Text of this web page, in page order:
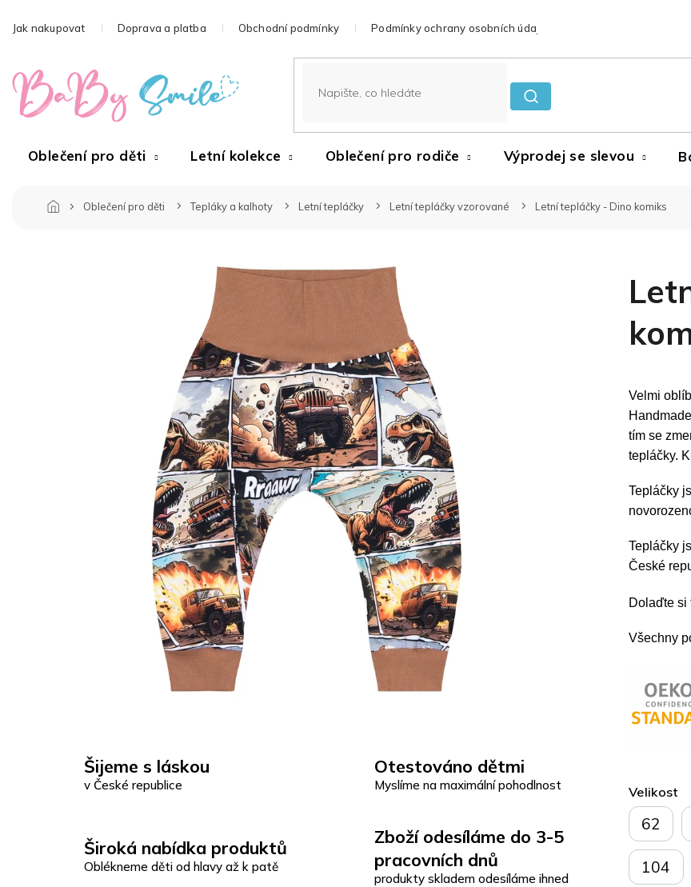
naJak nakupovat Doprava a platba Obchodní podmínky Podmínky ochrany osobních údajů
Oblečení pro děti Letní kolekce Oblečení pro rodiče Výprodej se slevou
Oblečení pro děti Tepláky a kalhoty Letní tepláčky Letní tepláčky vzorované Letní tepláčky - Dino komiks
Šijeme s láskou
v České republice
Otestováno dětmi
Myslíme na maximální pohodlnost
Široká nabídka produktů
Oblékneme děti od hlavy až k patě
Zboží odesíláme do 3-5
pracovních dnů
produkty skladem odesíláme ihned
Velikost
62
104
Velmi
tím se
tepláčky.
Tepláčky
Tepláčky
České
Dolaďte si
Všechny